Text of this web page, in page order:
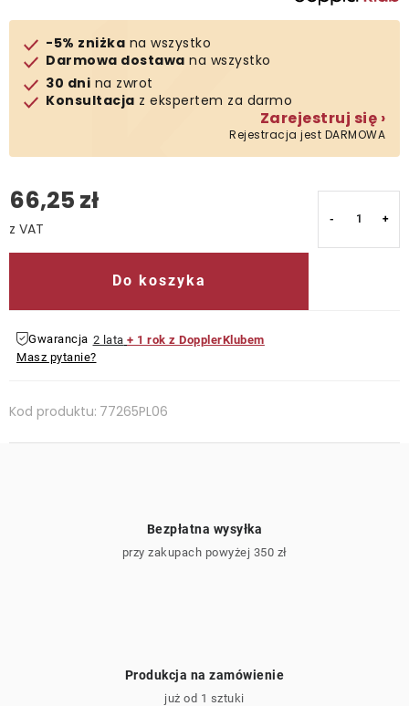
-5% zniżka na wszystko
Darmowa dostawa na wszystko
30 dni na zwrot
Konsultacja z ekspertem za darmo
Zarejestruj się ›
Rejestracja jest DARMOWA
66,25 zł
Do koszyka
Gwarancja 2 lata + 1 rok z DopplerKlubem
Masz pytanie?
Kod produktu: 77265PL06
Bezpłatna wysyłka
przy zakupach powyżej 350 zł
Produkcja na zamówienie
już od 1 sztuki